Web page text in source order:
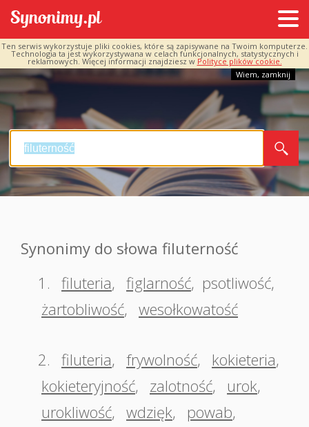
Ten serwis wykorzystuje pliki cookies, które są zapisywane na Twoim komputerze.
Technologia ta jest wykorzystywana w celach funkcjonalnych, statystycznych i
reklamowych. Więcej informacji znajdziesz w Polityce plików cookie.
Wiem, zamknij
Synonimy do słowa filuterność
1. filuteria, figlarność, psotliwość,
żartobliwość, wesołkowatość
2. filuteria, frywolność, kokieteria,
kokieteryjność, zalotność, urok,
urokliwość, wdzięk, powab,